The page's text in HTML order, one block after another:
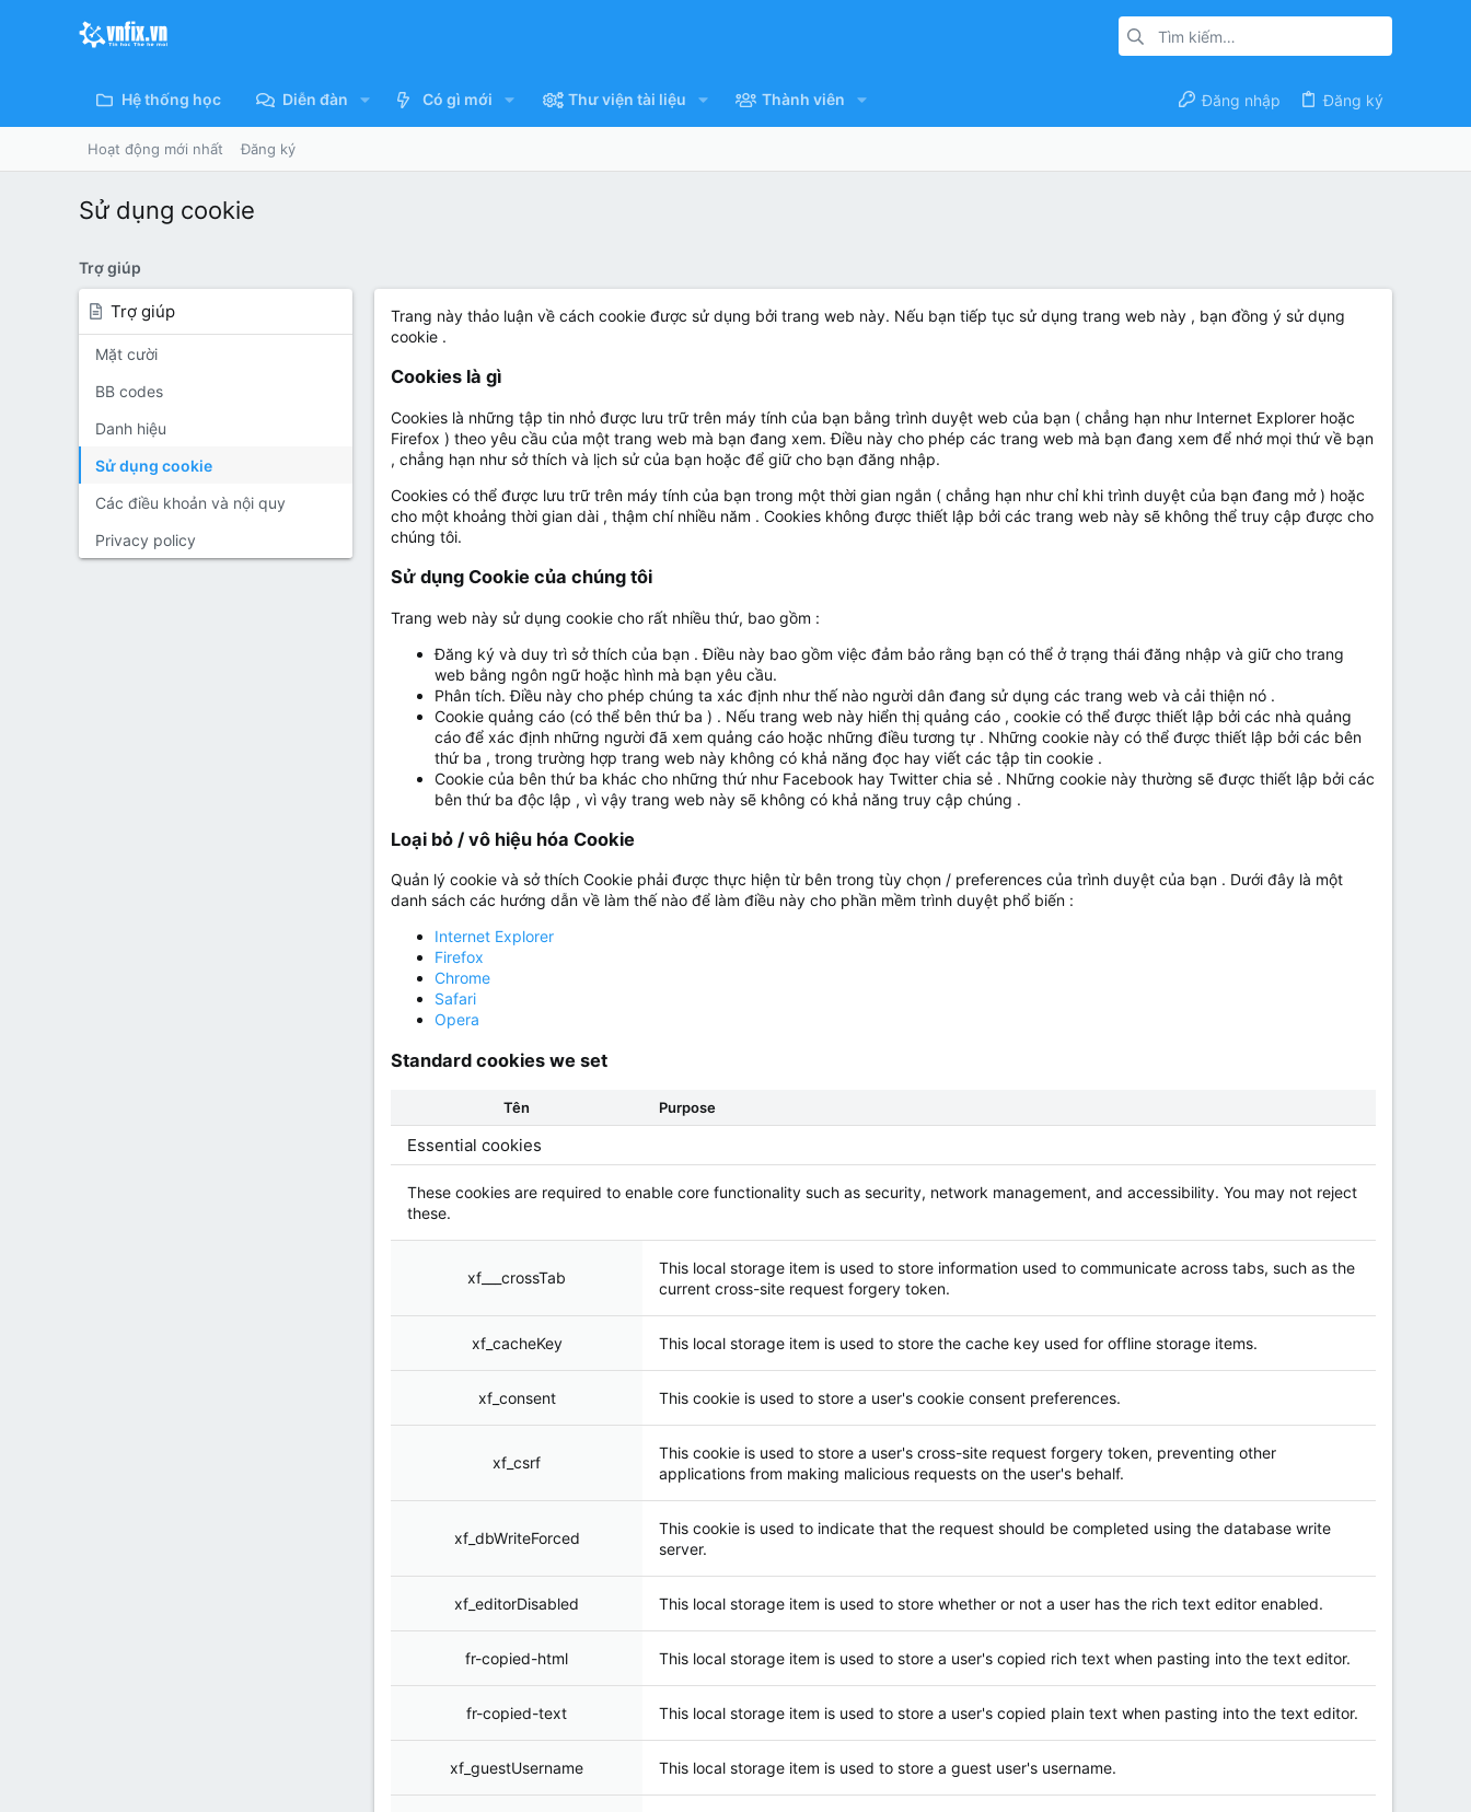
Hệ thống học Diễn đàn Có gì mới Thư viện tài liệu Thành viên Đăng nhập Đăng ký
Hoạt động mới nhất Đăng ký
Sử dụng cookie
Trợ giúp
Trợ giúp
Mặt cười
BB codes
Danh hiệu
Sử dụng cookie
Các điều khoản và nội quy
Privacy policy
Trang này thảo luận về cách cookie được sử dụng bởi trang web này. Nếu bạn tiếp tục sử dụng trang web này , bạn đồng ý sử dụng
cookie .
Cookies là gì
Cookies là những tập tin nhỏ được lưu trữ trên máy tính của bạn bằng trình duyệt web của bạn ( chẳng hạn như Internet Explorer hoặc
Firefox ) theo yêu cầu của một trang web mà bạn đang xem. Điều này cho phép các trang web mà bạn đang xem để nhớ mọi thứ về bạn
, chẳng hạn như sở thích và lịch sử của bạn hoặc để giữ cho bạn đăng nhập.
Cookies có thể được lưu trữ trên máy tính của bạn trong một thời gian ngắn ( chẳng hạn như chỉ khi trình duyệt của bạn đang mở ) hoặc
cho một khoảng thời gian dài , thậm chí nhiều năm . Cookies không được thiết lập bởi các trang web này sẽ không thể truy cập được cho
chúng tôi.
Sử dụng Cookie của chúng tôi
Trang web này sử dụng cookie cho rất nhiều thứ, bao gồm :
Đăng ký và duy trì sở thích của bạn . Điều này bao gồm việc đảm bảo rằng bạn có thể ở trạng thái đăng nhập và giữ cho trang
web bằng ngôn ngữ hoặc hình mà bạn yêu cầu.
Phân tích. Điều này cho phép chúng ta xác định như thế nào người dân đang sử dụng các trang web và cải thiện nó .
Cookie quảng cáo (có thể bên thứ ba ) . Nếu trang web này hiển thị quảng cáo , cookie có thể được thiết lập bởi các nhà quảng
cáo để xác định những người đã xem quảng cáo hoặc những điều tương tự . Những cookie này có thể được thiết lập bởi các bên
thứ ba , trong trường hợp trang web này không có khả năng đọc hay viết các tập tin cookie .
Cookie của bên thứ ba khác cho những thứ như Facebook hay Twitter chia sẻ . Những cookie này thường sẽ được thiết lập bởi các
bên thứ ba độc lập , vì vậy trang web này sẽ không có khả năng truy cập chúng .
Loại bỏ / vô hiệu hóa Cookie
Quản lý cookie và sở thích Cookie phải được thực hiện từ bên trong tùy chọn / preferences của trình duyệt của bạn . Dưới đây là một
danh sách các hướng dẫn về làm thế nào để làm điều này cho phần mềm trình duyệt phổ biến :
Internet Explorer
Firefox
Chrome
Safari
Opera
Standard cookies we set
Tên Purpose
Essential cookies
These cookies are required to enable core functionality such as security, network management, and accessibility. You may not reject
these.
xf___crossTab
This local storage item is used to store information used to communicate across tabs, such as the
current cross-site request forgery token.
xf_cacheKey This local storage item is used to store the cache key used for offline storage items.
xf_consent This cookie is used to store a user's cookie consent preferences.
xf_csrf
This cookie is used to store a user's cross-site request forgery token, preventing other
applications from making malicious requests on the user's behalf.
xf_dbWriteForced
This cookie is used to indicate that the request should be completed using the database write
server.
xf_editorDisabled This local storage item is used to store whether or not a user has the rich text editor enabled.
fr-copied-html This local storage item is used to store a user's copied rich text when pasting into the text editor.
fr-copied-text This local storage item is used to store a user's copied plain text when pasting into the text editor.
xf_guestUsername This local storage item is used to store a guest user's username.